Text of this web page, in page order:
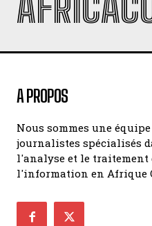
A PROPOS
Nous sommes une équipe
journalistes spécialisés
l'analyse et le traitement
l'information en Afrique